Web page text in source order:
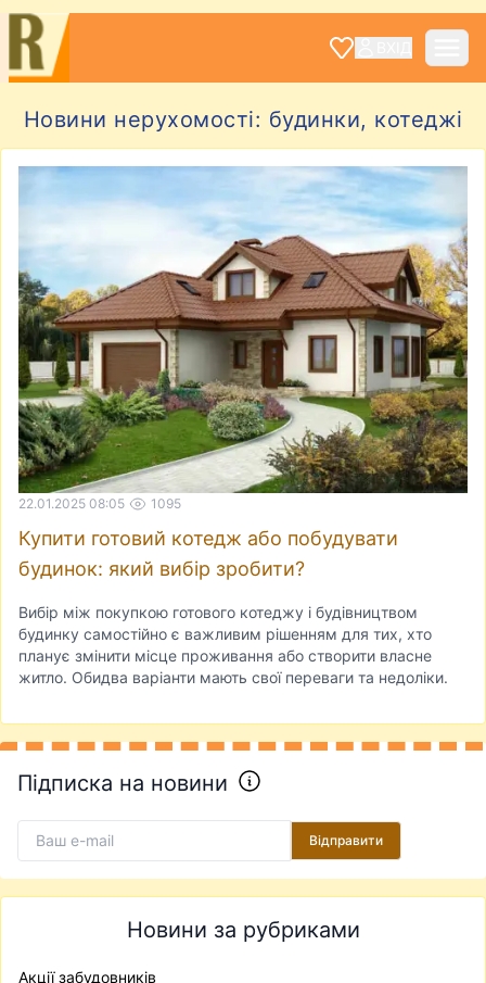
Новини нерухомості: будинки, котеджі
22.01.2025 08:05 1095
Купити готовий котедж або побудувати
будинок: який вибір зробити?
Вибір між покупкою готового котеджу і будівництвом
будинку самостійно є важливим рішенням для тих, хто
планує змінити місце проживання або створити власне
житло. Обидва варіанти мають свої переваги та недоліки.
Підписка на новини
Відправити
Новини за рубриками
Акції забудовників